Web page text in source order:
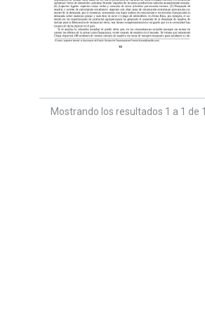
Mostrando los resultados 1 a 1 de 1